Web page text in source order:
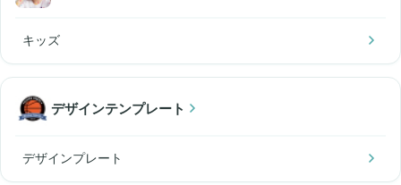
キッズ
デザインテンプレート
デザインプレート